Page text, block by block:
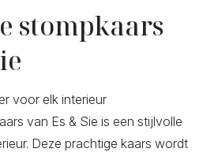
stompkaars
voor elk interieur
van Es & Sie is een stijlvolle
Deze prachtige kaars wordt